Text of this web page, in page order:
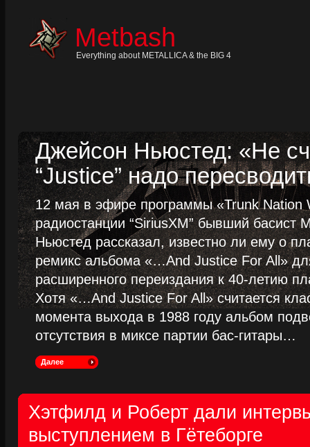
Metbash
Everything about METALLICA & the BIG 4
Джейсон Ньюстед: «Не
“Justice” надо
12 мая в эфире программы «Trunk Nation
радиостанции “SiriusXM” бывший басист
Ньюстед рассказал, известно ли ему о
ремикс альбома «…And Justice For All»
расширенного переиздания к 40-летию
Хотя «…And Justice For All» считается
момента выхода в 1988 году альбом
отсутствия в миксе партии бас-гитары…
Далее
Хэтфилд и Роберт дали
выступлением в Гётеборге